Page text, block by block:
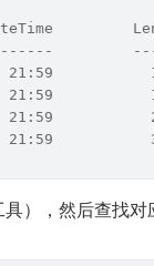
），然后查找